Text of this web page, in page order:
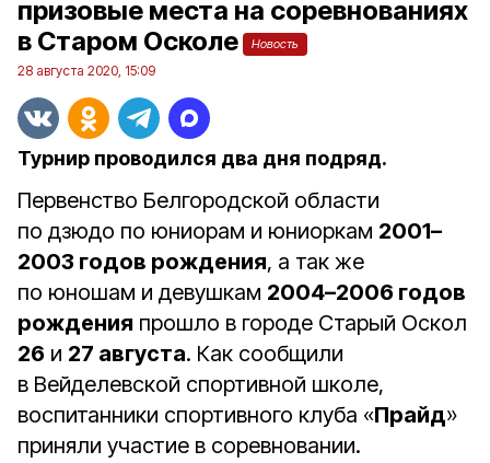
призовые места на соревнованиях
в Старом Осколе
Новость
28 августа 2020, 15:09
Турнир проводился два дня подряд.
Первенство Белгородской области
по дзюдо по юниорам и юниоркам 2001–
2003 годов рождения, а так же
по юношам и девушкам 2004–2006 годов
рождения прошло в городе Старый Оскол
26 и 27 августа. Как сообщили
в Вейделевской спортивной школе,
воспитанники спортивного клуба «Прайд»
приняли участие в соревновании.